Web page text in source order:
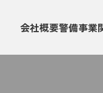
会社概要警備事業